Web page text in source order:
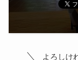
よろしけ